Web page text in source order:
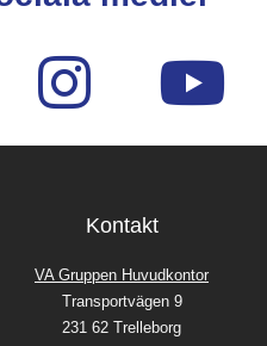
Kontakt
VA Gruppen Huvudkontor
Transportvägen 9
231 62 Trelleborg